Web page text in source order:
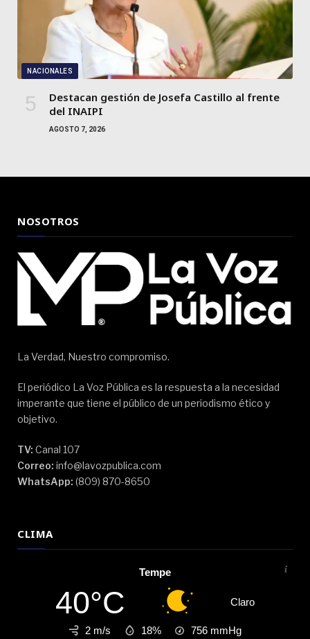
NACIONALES
Destacan gestión de Josefa Castillo al frente
del INAIPI
AGOSTO 7, 2026
NOSOTROS
La Verdad, Nuestro compromiso.
El periódico La Voz Pública es la respuesta a la necesidad
imperante que tiene el público de un periodismo ético y
objetivo.
TV: Canal 107
Correo: info@lavozpublica.com
WhatsApp: (809) 870-8650
CLIMA
Tempe
40°C Claro
2 m/s 18% 756 mmHg